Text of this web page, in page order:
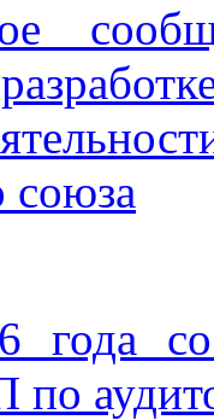
союза
года